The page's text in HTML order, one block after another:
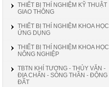
THIẾT BỊ THÍ NGHIỆM KỸ THUẬT
GIAO THÔNG
THIẾT BỊ THÍ NGHIỆM KHOA HỌC
ỨNG DỤNG
THIẾT BỊ THÍ NGHIỆM KHOA HỌC
NÔNG NGHIỆP
TBTN KHÍ TƯỢNG - THỦY VĂN -
ĐỊA CHẤN - SÓNG THẦN - ĐỘNG
ĐẤT